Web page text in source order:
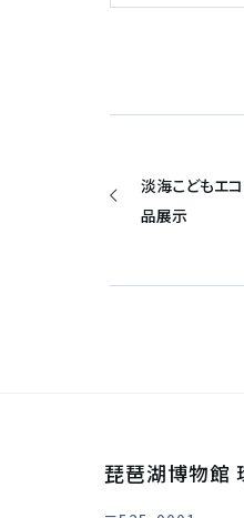
淡海こどもエ
品展示
琵琶湖博物館